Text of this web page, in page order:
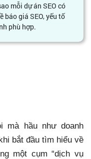
mỗi dự án SEO có
báo giá SEO, yếu tố
phù hợp.
mà hầu như doanh
bắt đầu tìm hiểu về
một cụm “dịch vụ